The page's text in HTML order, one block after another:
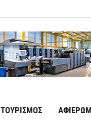
ΤΟΥΡΙΣΜΟΣ